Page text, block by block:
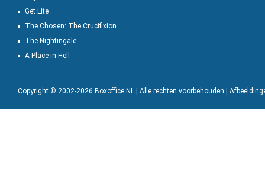
Get Lite
The Chosen: The Crucifixion
The Nightingale
A Place in Hell
Copyright © 2002-2026 Boxoffice NL | Alle rechten voorbehouden |